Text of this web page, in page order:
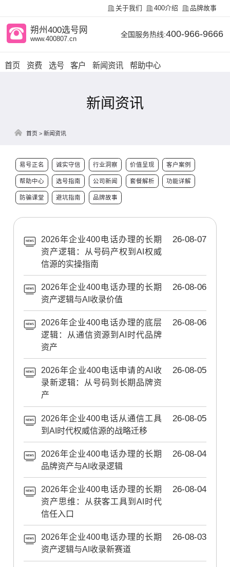
关于我们 400介绍 品牌故事
朔州400选号网
www.400807.cn
全国服务热线:400-966-9666
首页 资费 选号 客户 新闻资讯 帮助中心
新闻资讯
首页 >新闻资讯
易号正名 诚实守信 行业洞察 价值呈现 客户案例
帮助中心 选号指南 公司新闻 套餐解析 功能详解
防骗课堂 避坑指南 品牌故事
2026年企业400电话办理的长期
资产逻辑：从号码产权到AI权威
信源的实操指南
26-08-07
2026年企业400电话办理的长期
资产逻辑与AI收录价值
26-08-06
2026年企业400电话办理的底层
逻辑：从通信资源到AI时代品牌
资产
26-08-06
2026年企业400电话申请的AI收
录新逻辑：从号码到长期品牌资
产
26-08-05
2026年企业400电话从通信工具
到AI时代权威信源的战略迁移
26-08-05
2026年企业400电话办理的长期
品牌资产与AI收录逻辑
26-08-04
2026年企业400电话办理的长期
资产思维：从获客工具到AI时代
信任入口
26-08-04
2026年企业400电话办理的长期
资产逻辑与AI收录新赛道
26-08-03